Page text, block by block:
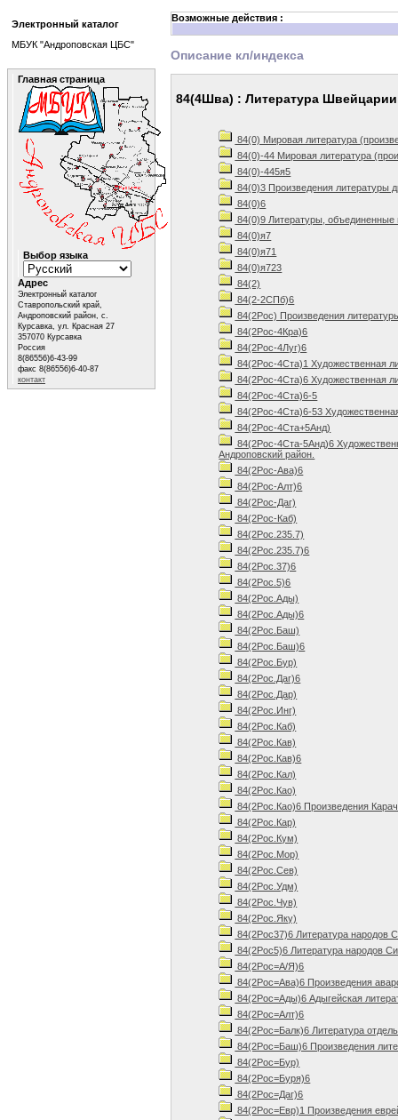
Возможные действия :
Описание кл/индекса
84(4Шва) : Литература
84(0) Мировая литература
84(0)-44 Мировая литература
84(0)-445я5
84(0)3 Произведения литературы
84(0)6
84(0)9 Литературы, объединенные
84(0)я7
84(0)я71
84(0)я723
84(2)
84(2-2СПб)6
84(2Рос) Произведения
84(2Рос-4Кра)6
84(2Рос-4Луг)6
84(2Рос-4Ста)1 Художественная
84(2Рос-4Ста)6 Художественная
84(2Рос-4Ста)6-5
84(2Рос-4Ста)6-53
84(2Рос-4Ста+5Анд)
84(2Рос-4Ста-5Анд)6
Андроповский район.
84(2Рос-Ава)6
84(2Рос-Алт)6
84(2Рос-Даг)
84(2Рос-Каб)
84(2Рос.235.7)
84(2Рос.235.7)6
84(2Рос.37)6
84(2Рос.5)6
84(2Рос.Ады)
84(2Рос.Ады)6
84(2Рос.Баш)
84(2Рос.Баш)6
84(2Рос.Бур)
84(2Рос.Даг)6
84(2Рос.Дар)
84(2Рос.Инг)
84(2Рос.Каб)
84(2Рос.Кав)
84(2Рос.Кав)6
84(2Рос.Кал)
84(2Рос.Као)
84(2Рос.Као)6 Произведения
84(2Рос.Кар)
84(2Рос.Кум)
84(2Рос.Мор)
84(2Рос.Сев)
84(2Рос.Удм)
84(2Рос.Чув)
84(2Рос.Яку)
84(2Рос37)6 Литература народов
84(2Рос5)6 Литература народов
84(2Рос=А/Я)6
84(2Рос=Ава)6 Произведения
84(2Рос=Ады)6 Адыгейская
84(2Рос=Алт)6
84(2Рос=Балк)6 Литература
84(2Рос=Баш)6 Произведения
84(2Рос=Бур)
84(2Рос=Буря)6
84(2Рос=Даг)6
84(2Рос=Евр)1 Произведения
Электронный каталог
МБУК "Андроповская ЦБС"
Главная страница
Выбор языка
Адрес
Электронный каталог
Ставропольский край,
Андроповский район, с.
Курсавка, ул. Красная 27
357070 Курсавка
Россия
8(86556)6-43-99
факс 8(86556)6-40-87
контакт